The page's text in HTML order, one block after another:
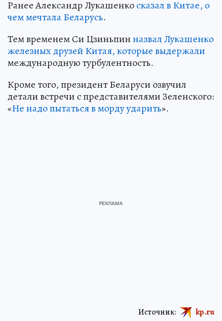
Ранее Александр Лукашенкосказал в Китае, о
чем мечтала Беларусь.
Тем временем Си Цзиньпинназвал Лукашенко
железных друзей Китая, которые выдержали
международную турбулентность.
Кроме того, президент Беларуси озвучил
детали встречи с представителями Зеленского:
«Не надо пытаться в морду ударить».
Источник: kp.ru